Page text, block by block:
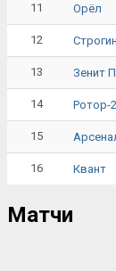
11 Орёл
12
13 Зенит
14 Ротор-2
15
16 Квант
Матчи